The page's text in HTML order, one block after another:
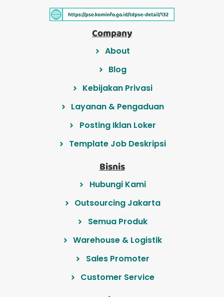
Company
About
Blog
Kebijakan Privasi
Layanan & Pengaduan
Posting Iklan Loker
Template Job Deskripsi
Bisnis
Hubungi Kami
Outsourcing Jakarta
Semua Produk
Warehouse & Logistik
Sales Promoter
Customer Service